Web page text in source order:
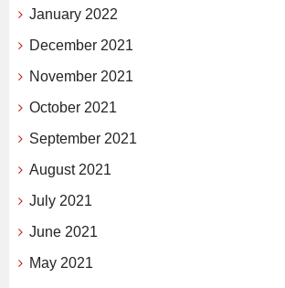
January 2022
December 2021
November 2021
October 2021
September 2021
August 2021
July 2021
June 2021
May 2021